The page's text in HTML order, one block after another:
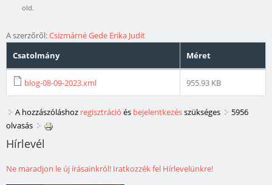
old.
A szerzőről:Csizmárné Gede Erika Judit
Csatolmány
Méret
blog-08-09-2023.xml 955.93 KB
A hozzászóláshoz regisztráció és bejelentkezésszükséges
5956
olvasás
Hírlevél
Ne maradjon le új írásainkról! Iratkozzék fel Hírlevelünkre!